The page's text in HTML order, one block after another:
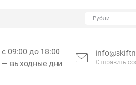
с 09:00 до 18:00
— выходные дни
Отправить